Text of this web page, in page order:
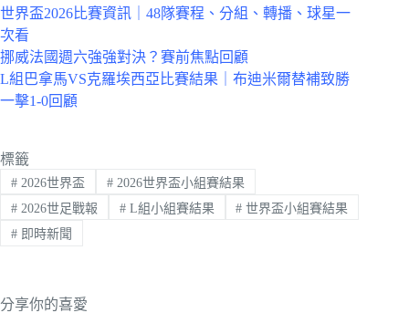
世界盃2026比賽資訊｜48隊賽程、分組、轉播、球星一
次看
挪威法國週六強強對決？賽前焦點回顧
L組巴拿馬VS克羅埃西亞比賽結果｜布迪米爾替補致勝
一擊1-0回顧
標籤
#2026世界盃 #2026世界盃小組賽結果
#2026世足戰報 #L組小組賽結果 # 世界盃小組賽結果
#即時新聞
分享你的喜愛